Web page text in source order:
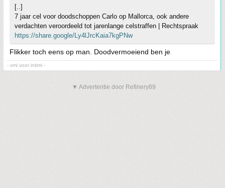
[..]
7 jaar cel voor doodschoppen Carlo op Mallorca, ook andere
verdachten veroordeeld tot jarenlange celstraffen | Rechtspraak
https://share.google/Ly4lJrcKaia7kgPNw
Flikker toch eens op man. Doodvermoeiend ben je
- vmi voor intimi -
▼ Advertentie door Refinery89